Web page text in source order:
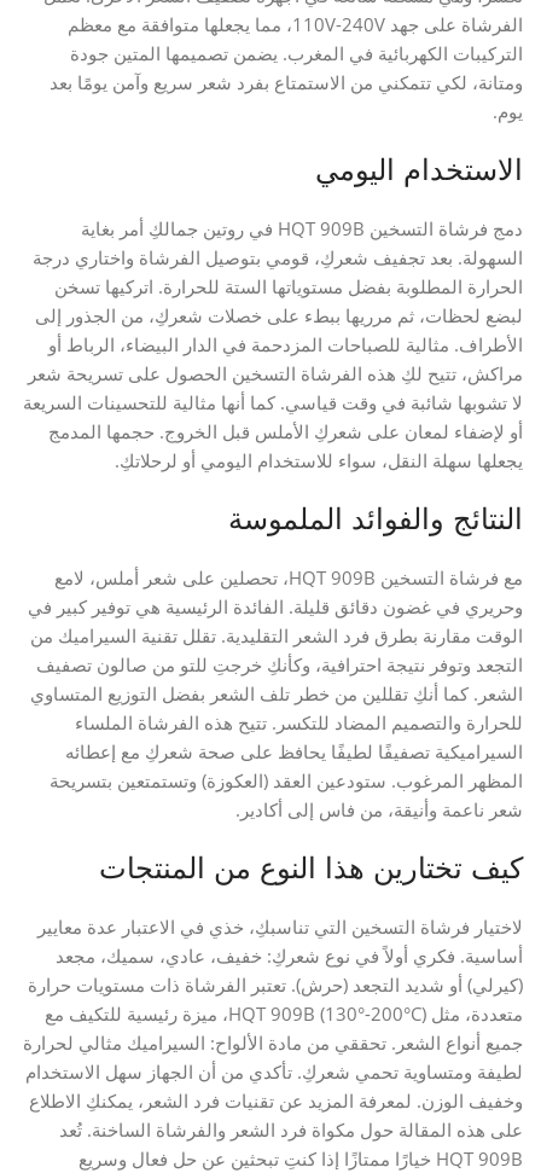
الفرشاة على جهد 110V-240V، مما يجعلها متوافقة مع معظم
التركيبات الكهربائية في المغرب. يضمن تصميمها المتين جودة
ومتانة، لكي تتمكني من الاستمتاع بفرد شعر سريع وآمن يومًا بعد
يوم.
الاستخدام اليومي
دمج فرشاة التسخين HQT 909B في روتين جمالكِ أمر بغاية
السهولة. بعد تجفيف شعركِ، قومي بتوصيل الفرشاة واختاري درجة
الحرارة المطلوبة بفضل مستوياتها الستة للحرارة. اتركيها تسخن
لبضع لحظات، ثم مرريها ببطء على خصلات شعركِ، من الجذور إلى
الأطراف. مثالية للصباحات المزدحمة في الدار البيضاء، الرباط أو
مراكش، تتيح لكِ هذه الفرشاة التسخين الحصول على تسريحة شعر
لا تشوبها شائبة في وقت قياسي. كما أنها مثالية للتحسينات السريعة
أو لإضفاء لمعان على شعركِ الأملس قبل الخروج. حجمها المدمج
يجعلها سهلة النقل، سواء للاستخدام اليومي أو لرحلاتكِ.
النتائج والفوائد الملموسة
مع فرشاة التسخين HQT 909B، تحصلين على شعر أملس، لامع
وحريري في غضون دقائق قليلة. الفائدة الرئيسية هي توفير كبير في
الوقت مقارنة بطرق فرد الشعر التقليدية. تقلل تقنية السيراميك من
التجعد وتوفر نتيجة احترافية، وكأنكِ خرجتِ للتو من صالون تصفيف
الشعر. كما أنكِ تقللين من خطر تلف الشعر بفضل التوزيع المتساوي
للحرارة والتصميم المضاد للتكسر. تتيح هذه الفرشاة الملساء
السيراميكية تصفيفًا لطيفًا يحافظ على صحة شعركِ مع إعطائه
المظهر المرغوب. ستودعين العقد (العكوزة) وتستمتعين بتسريحة
شعر ناعمة وأنيقة، من فاس إلى أكادير.
كيف تختارين هذا النوع من المنتجات
لاختيار فرشاة التسخين التي تناسبكِ، خذي في الاعتبار عدة معايير
أساسية. فكري أولاً في نوع شعركِ: خفيف، عادي، سميك، مجعد
(كيرلي) أو شديد التجعد (حرش). تعتبر الفرشاة ذات مستويات حرارة
متعددة، مثل HQT 909B (130°-200°C)، ميزة رئيسية للتكيف مع
جميع أنواع الشعر. تحققي من مادة الألواح: السيراميك مثالي لحرارة
لطيفة ومتساوية تحمي شعركِ. تأكدي من أن الجهاز سهل الاستخدام
وخفيف الوزن. لمعرفة المزيد عن تقنيات فرد الشعر، يمكنكِ الاطلاع
على هذه المقالة حول مكواة فرد الشعر والفرشاة الساخنة. تُعد
HQT 909B خيارًا ممتازًا إذا كنتِ تبحثين عن حل فعال وسريع